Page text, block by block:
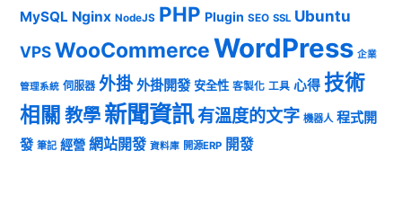
MySQL Nginx NodeJS PHP Plugin SEO SSL Ubuntu
VPSWooCommerceWordPress 企業
管理系統 伺服器 外掛 外掛開發 安全性 客製化 工具 心得 技術
相關 教學 新聞資訊有溫度的文字 機器人 程式開
發 筆記 經營 網站開發 資料庫 開源ERP 開發